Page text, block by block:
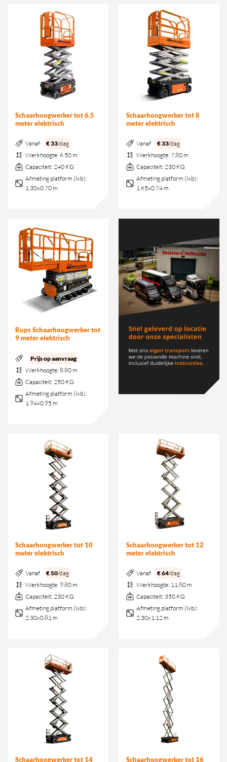
Schaarhoogwerker tot 6.5
meter elektrisch
Vanaf € 33/dag
Werkhoogte: 6.50 m
Capaciteit: 240 KG
Afmeting platform (lxb):
1.30x0.70 m
Schaarhoogwerker tot 8
meter elektrisch
Vanaf € 33/dag
Werkhoogte: 7.80 m
Capaciteit: 230 KG
Afmeting platform (lxb):
1.65x0.74 m
Rups Schaarhoogwerker tot
9 meter elektrisch
Prijs op aanvraag
Werkhoogte: 8.80 m
Capaciteit: 250 KG
Afmeting platform (lxb):
1.94x0.95 m
Schaarhoogwerker tot 10
meter elektrisch
Vanaf € 50/dag
Werkhoogte: 9.80 m
Capaciteit: 230 KG
Afmeting platform (lxb):
2.30x0.81 m
Schaarhoogwerker tot 12
meter elektrisch
Vanaf € 64/dag
Werkhoogte: 11.80 m
Capaciteit: 350 KG
Afmeting platform (lxb):
2.30x1.12 m
Schaarhoogwerker tot 14 Schaarhoogwerker tot 16